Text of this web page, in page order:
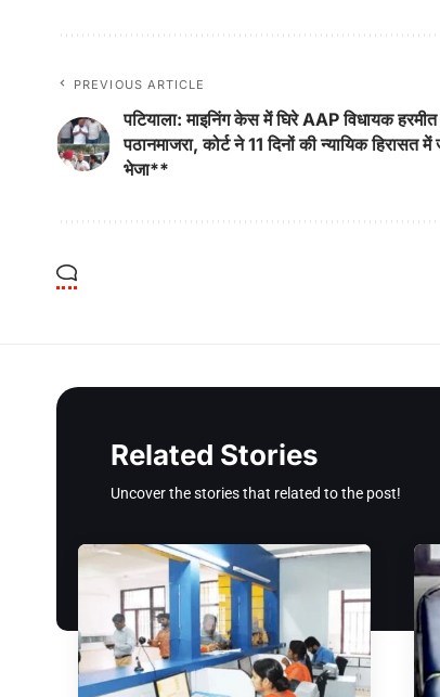
PREVIOUS ARTICLE
पटियाला: माइनिंग केस में घिरे AAP विधायक
पठानमाजरा, कोर्ट ने 11 दिनों की न्यायिक हिरासत
भेजा**
Related Stories
Uncover the stories that related to the post!